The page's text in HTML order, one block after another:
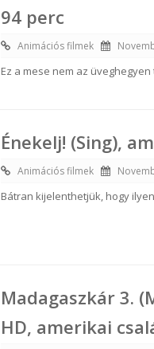
94 perc
Animációs filmek
Ez a mese nem az
Énekelj! (Sing),
Animációs filmek
Bátran kijelenthetjük, hogy
Madagaszkár 3.
HD, amerikai